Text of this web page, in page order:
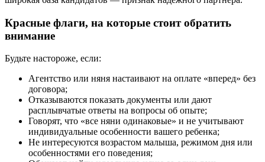
Красные флаги, на которые стоит обратить
внимание
Будьте настороже, если:
Агентство или няня настаивают на оплате «вперед» без
договора;
Отказываются показать документы или дают
расплывчатые ответы на вопросы об опыте;
Говорят, что «все няни одинаковые» и не учитывают
индивидуальные особенности вашего ребенка;
Не интересуются возрастом малыша, режимом дня или
особенностями его поведения;